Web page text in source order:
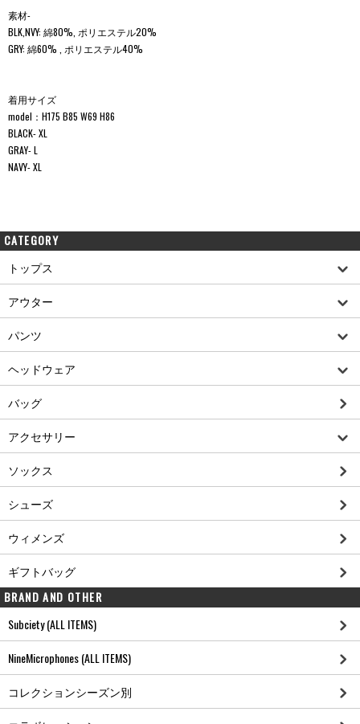
素材-
BLK,NVY: 綿80%, ポリエステル20%
GRY: 綿60% , ポリエステル40%
着用サイズ
model：H175 B85 W69 H86
BLACK- XL
GRAY- L
NAVY- XL
CATEGORY
トップス
アウター
パンツ
ヘッドウェア
バッグ
アクセサリー
ソックス
シューズ
ウィメンズ
ギフトバッグ
BRAND AND OTHER
Subciety (ALL ITEMS)
NineMicrophones (ALL ITEMS)
コレクションシーズン別